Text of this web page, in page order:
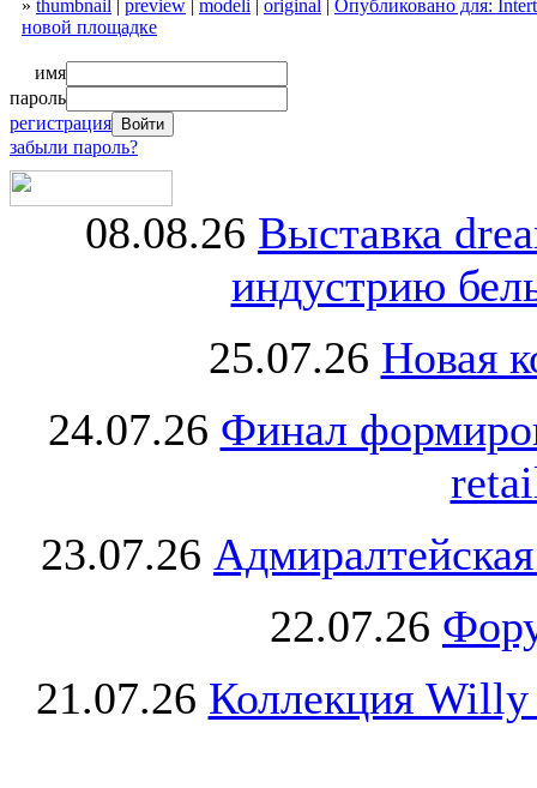
» thumbnail | preview | modeli | original | Опубликовано для:
новой площадке
имя
пароль
регистрация
забыли пароль?
08.08.26 Выставка
индустрию
25.07.26 Новая
24.07.26 Финал
23.07.26
22.07.26
21.07.26 Коллекция Willy